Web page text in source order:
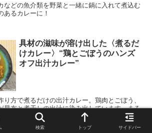
などの魚介類を野菜と一緒に鍋に入れて煮込む
あるカレーに！
具材の滋味が溶け出した〈煮るだ
けカレー〉“鶏とごぼうのハンズ
オフ出汁カレー”
り方で煮るだけの出汁カレー。鶏肉とごぼう、
昆布と煮干しの出汁に染み出しています。まる
りと頂けます。
検索 トップ サイドバー